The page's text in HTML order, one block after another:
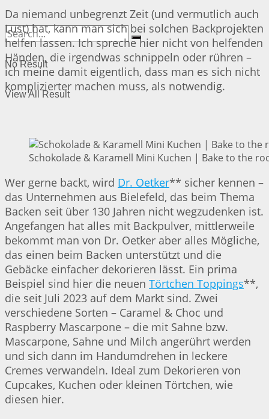
No Result
View All Result
Da niemand unbegrenzt Zeit (und vermutlich auch
Lust) hat, kann man sich bei solchen Backprojekten
helfen lassen. Ich spreche hier nicht von helfenden
Händen, die irgendwas schnippeln oder rühren –
ich meine damit eigentlich, dass man es sich nicht
komplizierter machen muss, als notwendig.
Schokolade & Karamell Mini Kuchen | Bake to the
Wer gerne backt, wird Dr. Oetker** sicher kennen –
das Unternehmen aus Bielefeld, das beim Thema
Backen seit über 130 Jahren nicht wegzudenken ist.
Angefangen hat alles mit Backpulver, mittlerweile
bekommt man von Dr. Oetker aber alles Mögliche,
das einen beim Backen unterstützt und die
Gebäcke einfacher dekorieren lässt. Ein prima
Beispiel sind hier die neuen Törtchen Toppings**,
die seit Juli 2023 auf dem Markt sind. Zwei
verschiedene Sorten – Caramel & Choc und
Raspberry Mascarpone – die mit Sahne bzw.
Mascarpone, Sahne und Milch angerührt werden
und sich dann im Handumdrehen in leckere
Cremes verwandeln. Ideal zum Dekorieren von
Cupcakes, Kuchen oder kleinen Törtchen, wie
diesen hier.